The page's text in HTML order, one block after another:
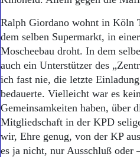
Ralph Giordano wohnt in Köln
dem selben Supermarkt, in
Moscheebau droht. In dem
auch ein Unterstützer des
ich fast nie, die letzte
bedauerte. Vielleicht war es
Gemeinsamkeiten haben, über
Mitgliedschaft in der KPD
wir, Ehre genug, von der KP
es ja nicht, nur Ausschluß oder